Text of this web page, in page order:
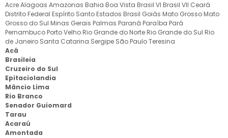
AcreAlagoas Amazonas Bahia Boa Vista Brasil VI Brasil VII Ceará
Distrito Federal Espírito Santo Estados Brasil Goiás Mato Grosso Mato
Grosso do Sul Minas Gerais Palmas Paraná Paraíba Pará
Pernambuco Porto Velho Rio Grande do Norte Rio Grande do Sul Rio
de Janeiro Santa Catarina Sergipe São PauloTeresina
Acá
Brasileia
Cruzeiro do Sul
Epitaciolandia
Mâncio Lima
Rio Branco
Senador Guiomard
Tarau
Acaraú
Amontada